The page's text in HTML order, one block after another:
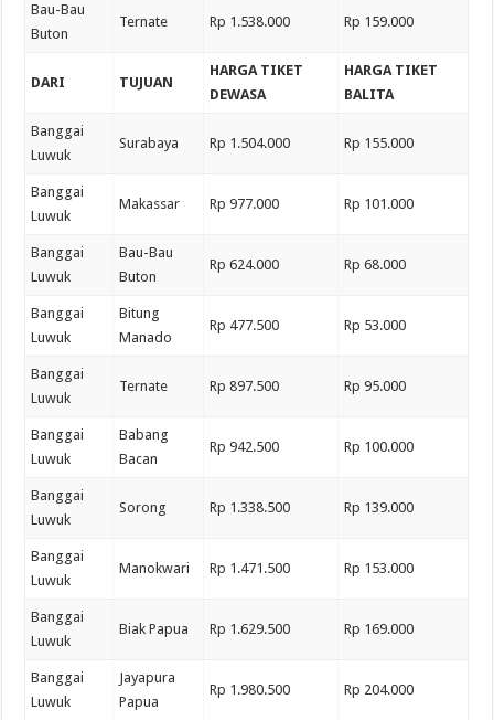
Bau-Bau
Buton
Ternate Rp 1.538.000 Rp 159.000
DARI TUJUAN
HARGA TIKET
DEWASA
HARGA TIKET
BALITA
Banggai
Luwuk
Surabaya Rp 1.504.000 Rp 155.000
Banggai
Luwuk
Makassar Rp 977.000 Rp 101.000
Banggai
Luwuk
Bau-Bau
Buton
Rp 624.000 Rp 68.000
Banggai
Luwuk
Bitung
Manado
Rp 477.500 Rp 53.000
Banggai
Luwuk
Ternate Rp 897.500 Rp 95.000
Banggai
Luwuk
Babang
Bacan
Rp 942.500 Rp 100.000
Banggai
Luwuk
Sorong Rp 1.338.500 Rp 139.000
Banggai
Luwuk
Manokwari Rp 1.471.500 Rp 153.000
Banggai
Luwuk
Biak Papua Rp 1.629.500 Rp 169.000
Banggai
Luwuk
Jayapura
Papua
Rp 1.980.500 Rp 204.000